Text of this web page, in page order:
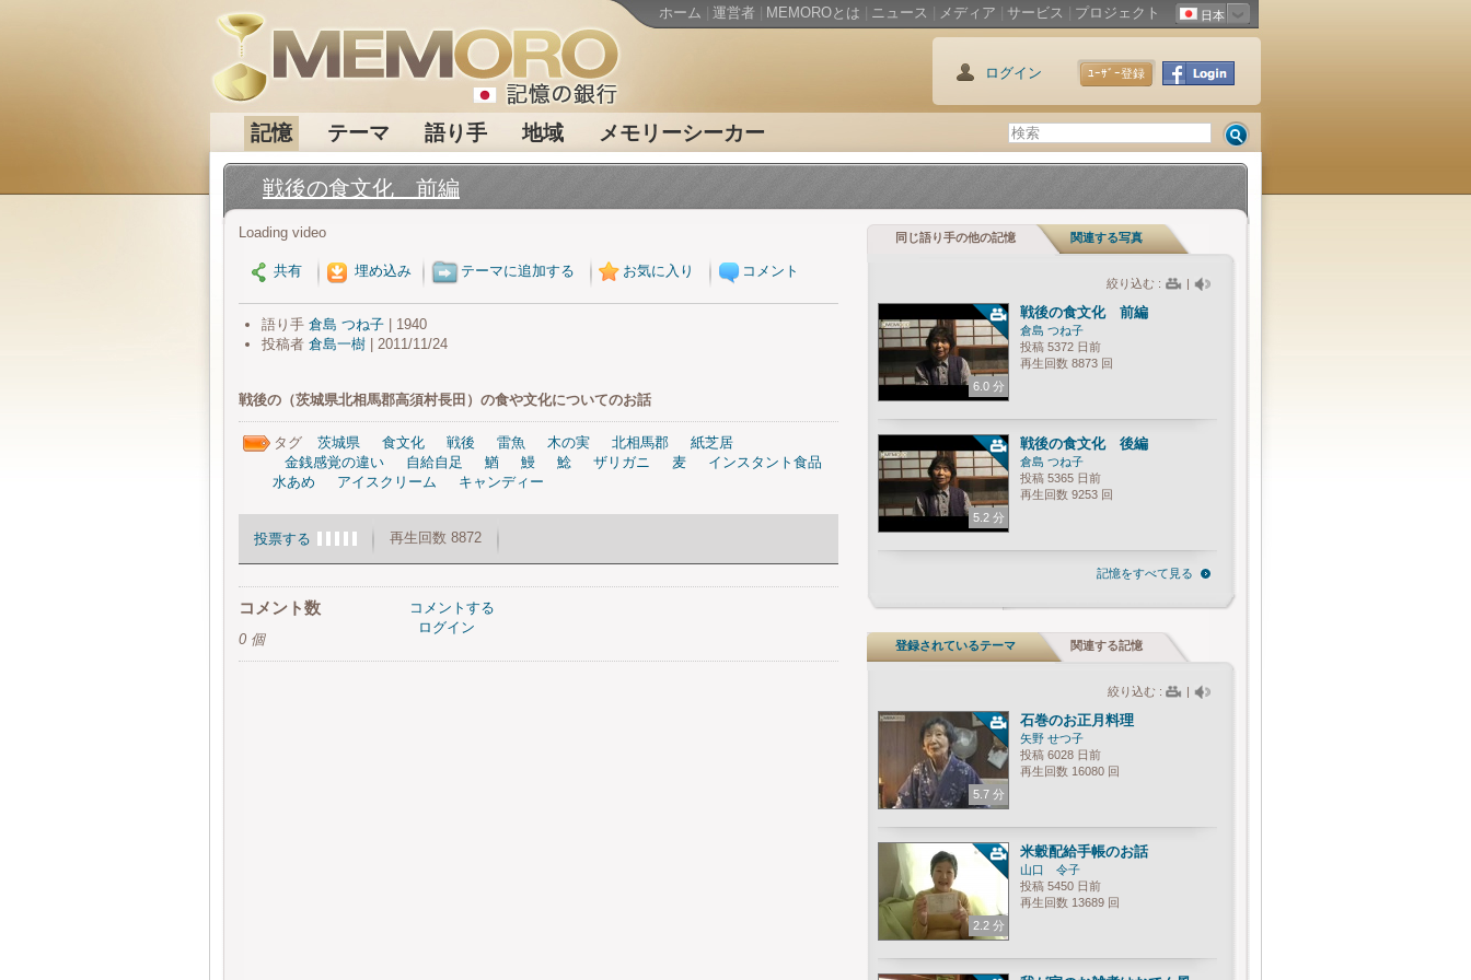
記憶 テーマ 語り手 地域 メモリーシーカー
ホーム 運営者 MEMOROとは ニュース メディア サービス プロジェクト 日本
ログイン ﾕｰｻﾞｰ登録
戦後の食文化 前編
Loading video
共有 埋め込み テーマに追加する お気に入り コメント
語り手 倉島 つね子| 1940
投稿者 倉島一樹| 2011/11/24
戦後の（茨城県北相馬郡高須村長田）の食や文化についてのお話
タグ 茨城県 食文化 戦後 雷魚 木の実 北相馬郡
紙芝居
金銭感覚の違い
自給自足 鰌 鰻 鯰 ザリガニ 麦
インスタント食品
水あめ
アイスクリーム キャンディー
投票する 再生回数 8872
コメント数
0 個
コメントする
ログイン
同じ語り手の他の記憶 関連する写真
絞り込む : |
6.0 分
戦後の食文化 前編
倉島 つね子
投稿 5372 日前
再生回数 8873 回
5.2 分
戦後の食文化 後編
倉島 つね子
投稿 5365 日前
再生回数 9253 回
記憶をすべて見る
登録されているテーマ 関連する記憶
絞り込む : |
5.7 分
石巻のお正月料理
矢野 せつ子
投稿 6028 日前
再生回数 16080 回
2.2 分
米穀配給手帳のお話
山口 令子
投稿 5450 日前
再生回数 13689 回